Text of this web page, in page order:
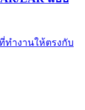
ทำงานให้ตรงกับ